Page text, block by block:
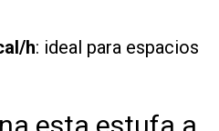
h: ideal para espacios